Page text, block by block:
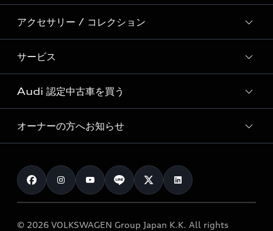
Audi Sport
Formula 1®
デジタルサービス
新車在庫検索
試乗車・展示車検索
見積り依頼
試乗予約
モデル一覧
特別仕様モデル / 限定モデル
e-tronラインアップ
価格シミュレーション
車両比較
カタログ一覧
アクセサリー / コレクション
純正アクセサリー
オンラインショップ
Audi collection
アウディナビアプリ
サービス
サービス入庫予約
サービスプログラム
メンテナンス
車検 / 定期点検
e-tronアフターサポート
Audi 認定中古車を買う
Audi認定中古車
クオリティ
保証
メンテナンス
オーナーの方へお知らせ
お知らせ
オーナー様向けキャンペーン
© 2026 VOLKSWAGEN Group Japan K.K. All rights